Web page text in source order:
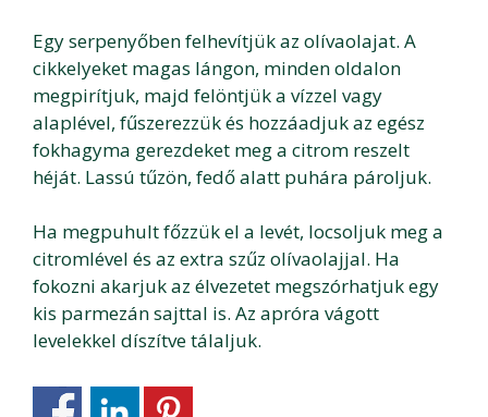
Egy serpenyőben felhevítjük az olívaolajat. A
cikkelyeket magas lángon, minden oldalon
megpirítjuk, majd felöntjük a vízzel vagy
alaplével, fűszerezzük és hozzáadjuk az egész
fokhagyma gerezdeket meg a citrom reszelt
héját. Lassú tűzön, fedő alatt puhára pároljuk.
Ha megpuhult főzzük el a levét, locsoljuk meg a
citromlével és az extra szűz olívaolajjal. Ha
fokozni akarjuk az élvezetet megszórhatjuk egy
kis parmezán sajttal is. Az apróra vágott
levelekkel díszítve tálaljuk.